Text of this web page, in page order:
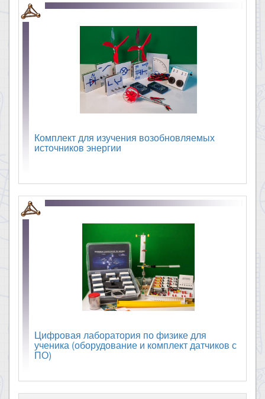
Комплект для изучения возобновляемых
источников энергии
Цифровая лаборатория по физике для
ученика (оборудование и комплект датчиков с
ПО)